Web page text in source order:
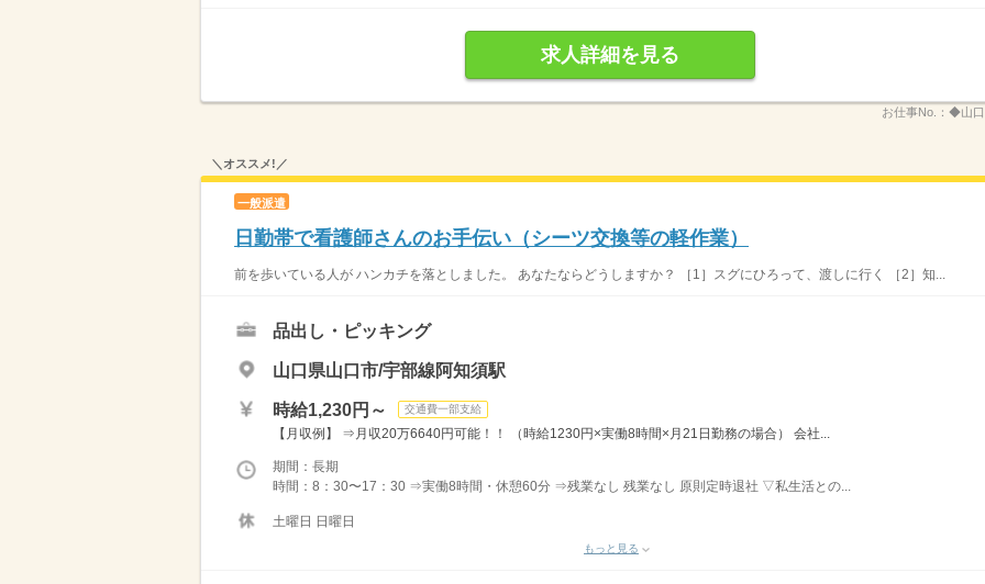
求人詳細を見る
お仕事No.： ◆山
＼オススメ!／
一般派遣
日勤帯で看護師さんのお手伝い（シーツ交換等の軽作業）
前を歩いている人が ハンカチを落としました。 あなたならどうしますか？ ［1］スグにひろって、渡しに行く ［2］知...
品出し・ピッキング
山口県山口市/宇部線阿知須駅
時給1,230円～ 交通費一部支給
【月収例】 ⇒月収20万6640円可能！！ （時給1230円×実働8時間×月21日勤務の場合） 会社...
期間：長期
時間：8：30〜17：30 ⇒実働8時間・休憩60分 ⇒残業なし 残業なし 原則定時退社 ▽私生活との...
土曜日 日曜日
もっと見る